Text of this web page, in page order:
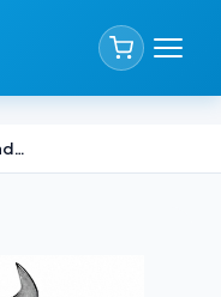
Llave Combinada Acodada 11mm Biassoni